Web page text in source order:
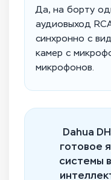
Да, на борту
аудиовыход
синхронно с
камер с
микрофонов.
Dahua
готовое
системы